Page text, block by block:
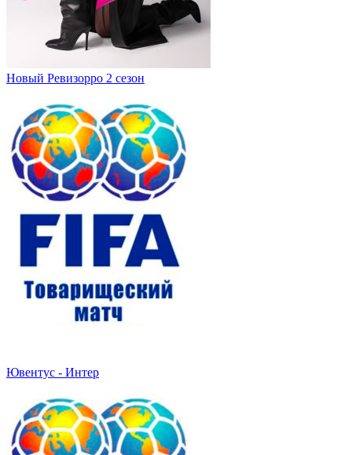
Новый Ревизорро 2 сезон
Ювентус - Интер